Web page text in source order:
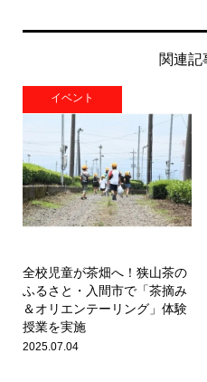
関連記
イベント
全校児童が茶畑へ！狭山茶の
ふるさと・入間市で「茶摘み
＆オリエンテーリング」体験
授業を実施
2025.07.04